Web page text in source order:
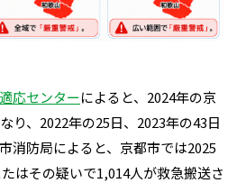
応センターによると、2024年の京
り、2022年の25日、2023年の43日
消防局によると、京都市では2025
はその疑いで1,014人が救急搬送さ